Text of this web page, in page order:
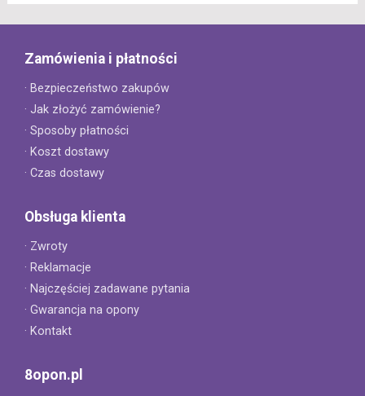
Zamówienia i płatności
· Bezpieczeństwo zakupów
· Jak złożyć zamówienie?
· Sposoby płatności
· Koszt dostawy
· Czas dostawy
Obsługa klienta
· Zwroty
· Reklamacje
· Najczęściej zadawane pytania
· Gwarancja na opony
· Kontakt
8opon.pl